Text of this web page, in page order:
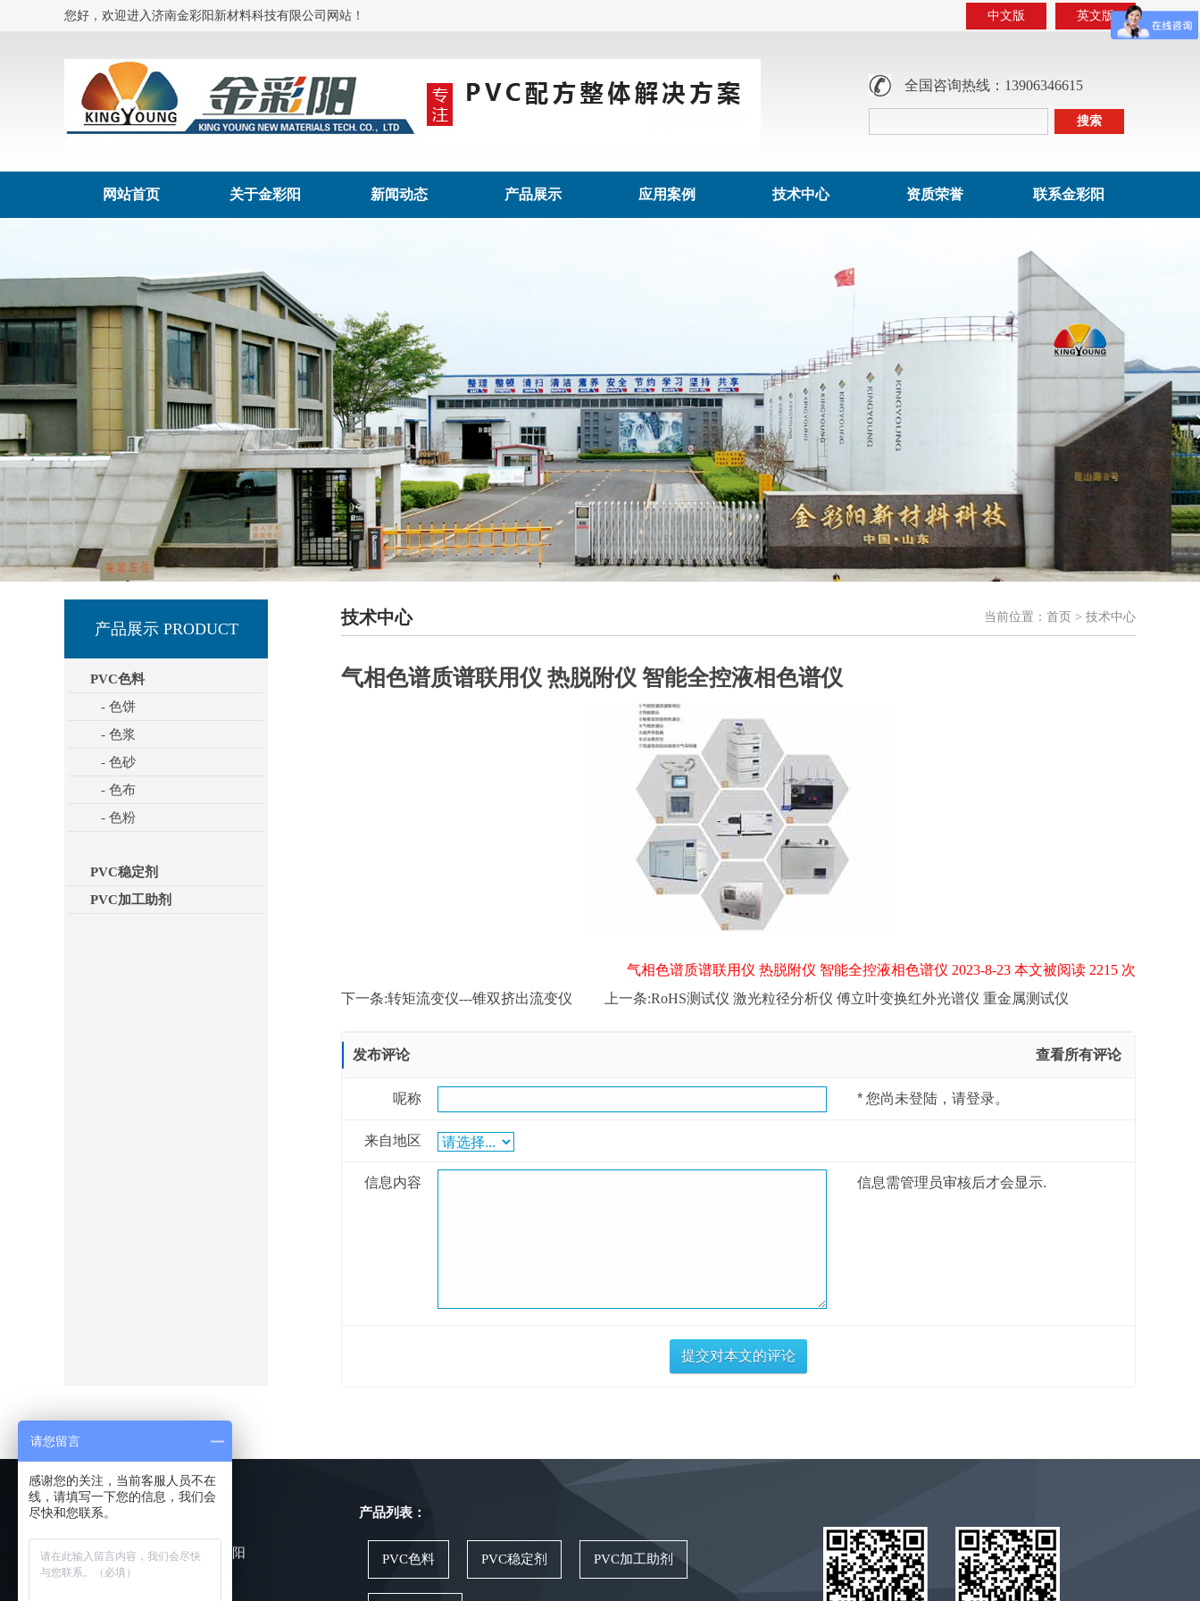
您好，欢迎进入济南金彩阳新材料科技有限公司网站！ 中文版 英文版
全国咨询热线：13906346615
网站首页 关于金彩阳 新闻动态 产品展示 应用案例 技术中心 资质荣誉 联系金彩阳
产品展示 PRODUCT
PVC色料
- 色饼
- 色浆
- 色砂
- 色布
- 色粉
PVC稳定剂
PVC加工助剂
技术中心 当前位置： 首页 > 技术中心
气相色谱质谱联用仪 热脱附仪 智能全控液相色谱仪
气相色谱质谱联用仪 热脱附仪 智能全控液相色谱仪 2023-8-23 本文被阅读 2215 次
下一条:转矩流变仪---锥双挤出流变仪 上一条:RoHS测试仪 激光粒径分析仪 傅立叶变换红外光谱仪 重金属测试仪
发布评论 查看所有评论
呢称 * 您尚未登陆，请登录。
来自地区
信息内容 信息需管理员审核后才会显示.
快速导航：
网站首页 关于金彩阳
产品列表：
PVC色料 PVC稳定剂 PVC加工助剂
请您留言
感谢您的关注，当前客服人员不在
线，请填写一下您的信息，我们会
尽快和您联系。